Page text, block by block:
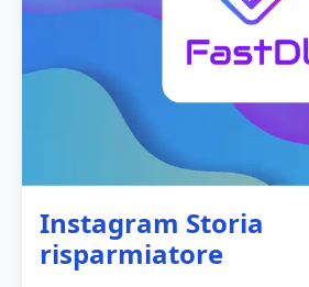
Instagram Storia
risparmiatore